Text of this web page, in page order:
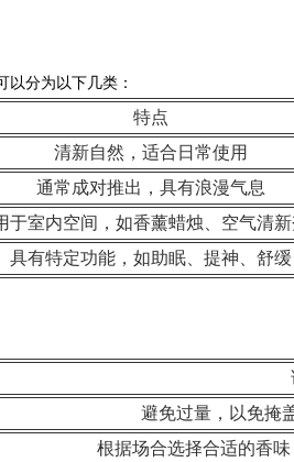
以分为以下几类：
特点
清新自然，适合日常使用
通常成对推出，具有浪漫气息
于室内空间，如香薰蜡烛、空气清新
具有特定功能，如助眠、提神、舒缓
避免过量，以免掩
根据场合选择合适的香味